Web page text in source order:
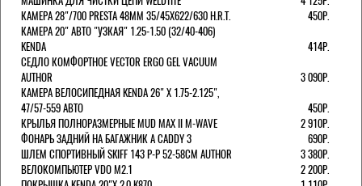
КАМЕРА 28"/700 PRESTA 48ММ 35/45Х622/630 H.R.T.
450Р.
КАМЕРА 20" АВТО "УЗКАЯ" 1.25-1.50 (32/40-406)
KENDA
414Р.
СЕДЛО КОМФОРТНОЕ VECTOR ERGO GEL VACUUM
AUTHOR
3 090Р.
КАМЕРА ВЕЛОСИПЕДНАЯ KENDA 26" Х 1.75-2.125",
47/57-559 АВТО
450Р.
КРЫЛЬЯ ПОЛНОРАЗМЕРНЫЕ MUD MAX II M-WAVE
2 910Р.
ФОНАРЬ ЗАДНИЙ НА БАГАЖНИК A CADDY 3
690Р.
ШЛЕМ СПОРТИВНЫЙ SKIFF 143 Р-Р 52-58СМ AUTHOR
3 380Р.
ВЕЛОКОМПЬЮТЕР VDO M2.1
2 200Р.